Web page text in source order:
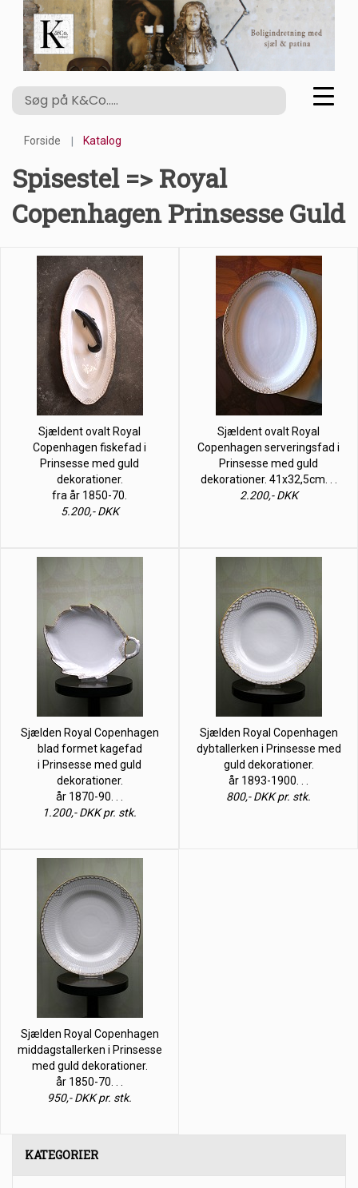
Forside Katalog
Spisestel => Royal
Copenhagen Prinsesse Guld
Sjældent ovalt Royal
Copenhagen fiskefad i
Prinsesse med guld
dekorationer.
fra år 1850-70.
5.200,- DKK
Sjældent ovalt Royal
Copenhagen serveringsfad i
Prinsesse med guld
dekorationer. 41x32,5cm. . .
2.200,- DKK
Sjælden Royal Copenhagen
blad formet kagefad
i Prinsesse med guld
dekorationer.
år 1870-90. . .
1.200,- DKK pr. stk.
Sjælden Royal Copenhagen
dybtallerken i Prinsesse med
guld dekorationer.
år 1893-1900. . .
800,- DKK pr. stk.
Sjælden Royal Copenhagen
middagstallerken i Prinsesse
med guld dekorationer.
år 1850-70. . .
950,- DKK pr. stk.
KATEGORIER